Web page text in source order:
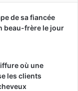
de sa fiancée
beau-frère le jour
où une
les clients